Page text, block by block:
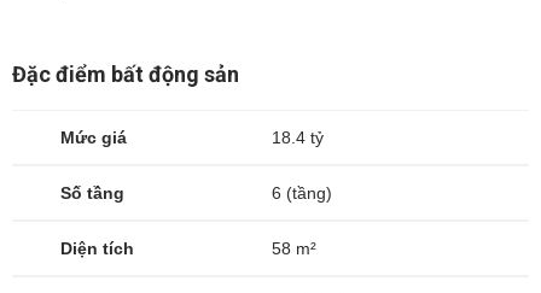
Đặc điểm bất động sản
Mức giá 18.4 tỷ
Số tầng 6 (tầng)
Diện tích 58 m²